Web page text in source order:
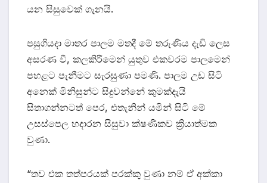
යන සිසුවෙක් ගැනයි.
පසුගියදා මාතර පාලම මතදී මේ තරුණිය දැඩි ලෙස
අසරණ වී, කලකිරීමෙන් යුතුව එකවරම පාලමෙන්
පහළට පැනීමට සැරසුණා පමණි. පාලම උඩ සිටි
අනෙක් මිනිසුන්ට සිදුවන්නේ කුමක්දැයි
සිතාගන්නටත් පෙර, එතැනින් යමින් සිටි මේ
උසස්පෙල හදාරන සිසුවා ක්ෂණිකව ක්‍රියාත්මක
වුණා.
“තව එක තත්පරයක් පරක්කු වුණා නම් ඒ අක්කා